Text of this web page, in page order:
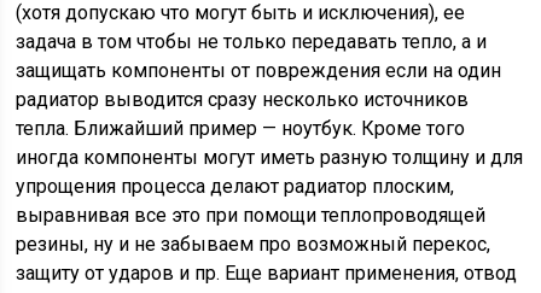
(хотя допускаю что могут быть и исключения), ее
задача в том чтобы не только передавать тепло, а и
защищать компоненты от повреждения если на один
радиатор выводится сразу несколько источников
тепла. Ближайший пример — ноутбук. Кроме того
иногда компоненты могут иметь разную толщину и для
упрощения процесса делают радиатор плоским,
выравнивая все это при помощи теплопроводящей
резины, ну и не забываем про возможный перекос,
защиту от ударов и пр. Еще вариант применения, отвод